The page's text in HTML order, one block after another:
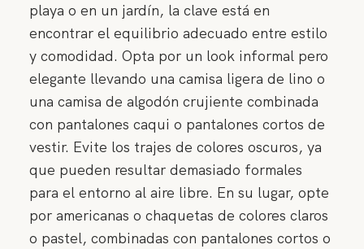
playa o en un jardín, la clave está en
encontrar el equilibrio adecuado entre estilo
y comodidad. Opta por un look informal pero
elegante llevando una camisa ligera de lino o
una camisa de algodón crujiente combinada
con pantalones caqui o pantalones cortos de
vestir. Evite los trajes de colores oscuros, ya
que pueden resultar demasiado formales
para el entorno al aire libre. En su lugar, opte
por americanas o chaquetas de colores claros
o pastel, combinadas con pantalones cortos o